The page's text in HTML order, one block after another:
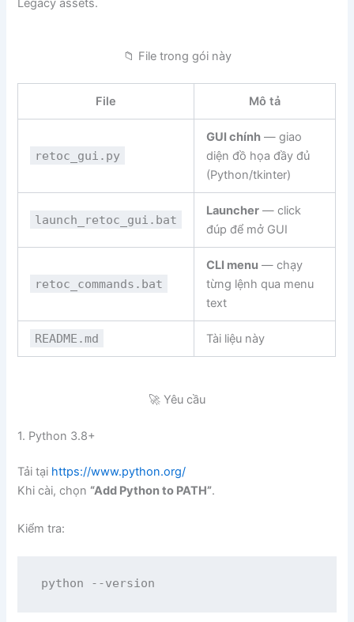
📁 File trong gói này
File Mô tả
retoc_gui.py
GUI chính — giao
diện đồ họa đầy đủ
(Python/tkinter)
launch_retoc_gui.bat
Launcher — click
đúp để mở GUI
retoc_commands.bat
CLI menu — chạy
từng lệnh qua menu
text
README.md Tài liệu này
🚀 Yêu cầu
1. Python 3.8+
Tải tại https://www.python.org/
Khi cài, chọn “Add Python to PATH”.
Kiểm tra:
python --version